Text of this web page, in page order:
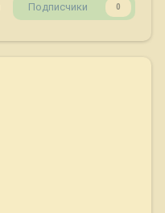
Подписчики 0